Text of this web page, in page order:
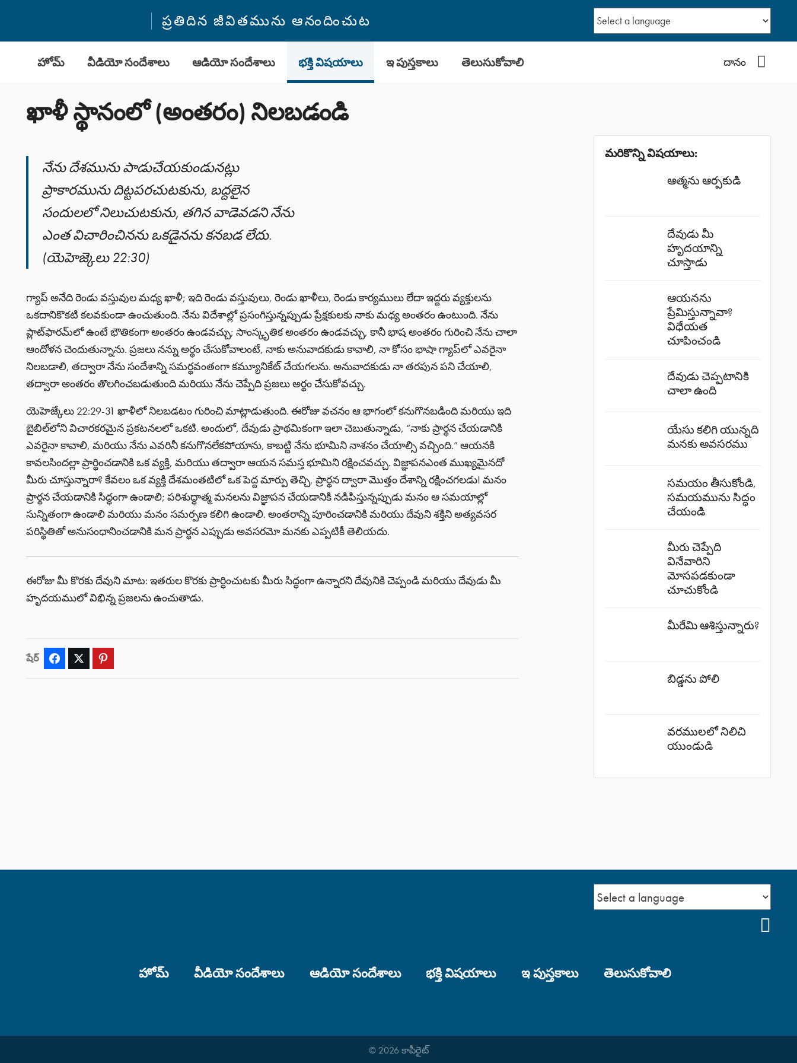
ప్రతిదిన జీవితమును ఆనందించుట
హోమ్ వీడియో సందేశాలు ఆడియో సందేశాలు భక్తి విషయాలు ఇ పుస్తకాలు తెలుసుకోవాలి దానం
ఖాళీ స్థానంలో (అంతరం) నిలబడండి
నేను దేశమును పాడుచేయకుండునట్లు
ప్రాకారమును దిట్టపరచుటకును, బద్దలైన
సందులలో నిలుచుటకును, తగిన వాడెవడని నేను
ఎంత విచారించినను ఒకడైనను కనబడ లేదు.
(యెహెజ్కెలు 22:30)
గ్యాప్ అనేది రెండు వస్తువుల మధ్య ఖాళీ; ఇది రెండు వస్తువులు, రెండు ఖాళీలు, రెండు కార్యములు లేదా ఇద్దరు వ్యక్తులను
ఒకదానికొకటి కలవకుండా ఉంచుతుంది. నేను విదేశాల్లో ప్రసంగిస్తున్నప్పుడు ప్రేక్షకులకు నాకు మధ్య అంతరం ఉంటుంది. నేను
ప్లాట్‌ఫారమ్‌లో ఉంటే భౌతికంగా అంతరం ఉండవచ్చు; సాంస్కృతిక అంతరం ఉండవచ్చు, కానీ భాష అంతరం గురించి నేను చాలా
ఆందోళన చెందుతున్నాను. ప్రజలు నన్ను అర్థం చేసుకోవాలంటే, నాకు అనువాదకుడు కావాలి, నా కోసం భాషా గ్యాప్‌లో ఎవరైనా
నిలబడాలి, తద్వారా నేను సందేశాన్ని సమర్థవంతంగా కమ్యూనికేట్ చేయగలను. అనువాదకుడు నా తరపున పని చేయాలి,
తద్వారా అంతరం తొలగించబడుతుంది మరియు నేను చెప్పేది ప్రజలు అర్థం చేసుకోవచ్చు.
యెహెజ్కేలు 22:29-31 ఖాళీలో నిలబడటం గురించి మాట్లాడుతుంది. ఈరోజు వచనం ఆ భాగంలో కనుగొనబడింది మరియు ఇది
బైబిల్‌లోని విచారకరమైన ప్రకటనలలో ఒకటి. అందులో, దేవుడు ప్రాథమికంగా ఇలా చెబుతున్నాడు, “నాకు ప్రార్థన చేయడానికి
ఎవరైనా కావాలి, మరియు నేను ఎవరినీ కనుగొనలేకపోయాను, కాబట్టి నేను భూమిని నాశనం చేయాల్సి వచ్చింది.” ఆయనకి
కావలసిందల్లా ప్రార్థించడానికి ఒక వ్యక్తి, మరియు తద్వారా ఆయన సమస్త భూమిని రక్షించవచ్చు. విజ్ఞాపనఎంత ముఖ్యమైనదో
మీరు చూస్తున్నారా? కేవలం ఒక వ్యక్తి దేశమంతటిలో ఒక పెద్ద మార్పు తెచ్చి, ప్రార్థన ద్వారా మొత్తం దేశాన్ని రక్షించగలడు! మనం
ప్రార్థన చేయడానికి సిద్ధంగా ఉండాలి; పరిశుద్ధాత్మ మనలను విజ్ఞాపన చేయడానికి నడిపిస్తున్నప్పుడు మనం ఆ సమయాల్లో
సున్నితంగా ఉండాలి మరియు మనం సమర్పణ కలిగి ఉండాలి. అంతరాన్ని పూరించడానికి మరియు దేవుని శక్తిని అత్యవసర
పరిస్థితితో అనుసంధానించడానికి మన ప్రార్థన ఎప్పుడు అవసరమో మనకు ఎప్పటికీ తెలియదు.
ఈరోజు మీ కొరకు దేవుని మాట: ఇతరుల కొరకు ప్రార్ధించుటకు మీరు సిద్ధంగా ఉన్నారని దేవునికి చెప్పండి మరియు దేవుడు మీ
హృదయములో విభిన్న ప్రజలను ఉంచుతాడు.
షేర్ Facebook Twitter
మరికొన్ని విషయాలు:
ఆత్మను ఆర్పకుడి
దేవుడు మీ
హృదయాన్ని
చూస్తాడు
ఆయనను
ప్రేమిస్తున్నావా?
విధేయత
చూపించండి
దేవుడు చెప్పటానికి
చాలా ఉంది
యేసు కలిగి యున్నది
మనకు అవసరము
సమయం తీసుకోండి,
సమయమును సిద్ధం
చేయండి
మీరు చెప్పేది
వినేవారిని
మోసపడకుండా
చూచుకోండి
మీరేమి ఆశిస్తున్నారు?
బిడ్డను పోలి
వరములలో నిలిచి
యుండుడి
హోమ్ వీడియో సందేశాలు ఆడియో సందేశాలు భక్తి విషయాలు ఇ పుస్తకాలు తెలుసుకోవాలి
© 2026 కాపీరైట్